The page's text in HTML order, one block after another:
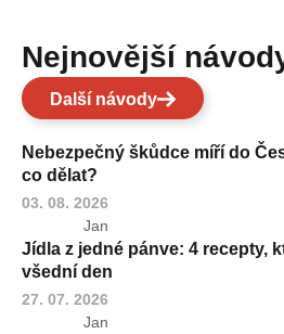
Nejnovější
Další návody
Nebezpečný škůdce míří do
co dělat?
03. 08. 2026
Jan
Jídla z jedné pánve: 4 recepty,
všední den
27. 07. 2026
Jan